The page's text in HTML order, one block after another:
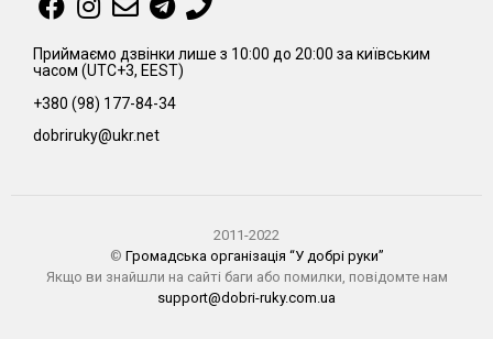
Приймаємо дзвінки лише з 10:00 до 20:00 за київським
часом (UTC+3, EEST)
+380 (98) 177-84-34
dobriruky@ukr.net
2011-2022
© Громадська організація “У добрі руки”
Якщо ви знайшли на сайті баги або помилки, повідомте нам
support@dobri-ruky.com.ua